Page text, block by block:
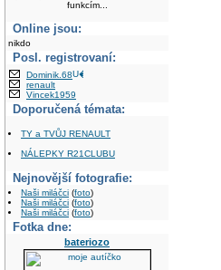
funkcím...
Online jsou:
nikdo
Posl. registrovaní:
Dominik.68
renault
Vincek1959
Doporučená témata:
TY a TVŮJ RENAULT
NÁLEPKY R21CLUBU
Nejnovější fotografie:
Naši miláčci (foto)
Naši miláčci (foto)
Naši miláčci (foto)
Fotka dne:
bateriozo